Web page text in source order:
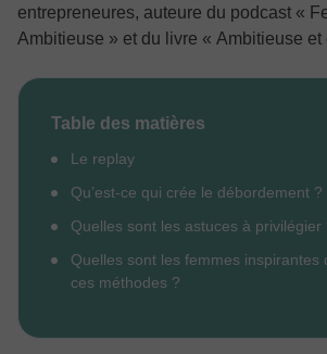
entrepreneures, auteure du podcast «
Ambitieuse » et du livre « Ambitieuse et
Table des matières
Le replay
Qu’est-ce qui crée le débordement ?
Quelles sont les astuces à privilégier
Quelles sont les femmes inspirantes
ces méthodes ?